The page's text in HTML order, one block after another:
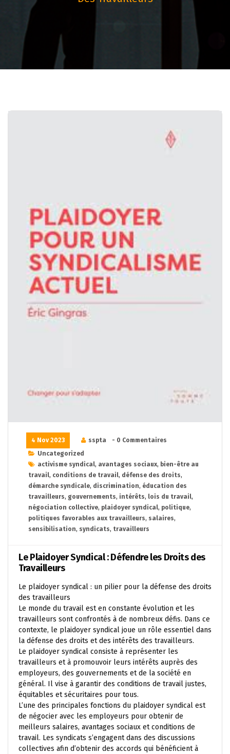
4 Nov 2023 sspta
- 0 Commentaires
Uncategorized
activisme syndical, avantages sociaux, bien-être au
travail, conditions de travail, défense des droits,
démarche syndicale, discrimination, éducation des
travailleurs, gouvernements, intérêts, lois du travail,
négociation collective, plaidoyer syndical, politique,
politiques favorables aux travailleurs, salaires,
sensibilisation, syndicats, travailleurs
Le Plaidoyer Syndical : Défendre les Droits des
Travailleurs
Le plaidoyer syndical : un pilier pour la défense des droits
des travailleurs
Le monde du travail est en constante évolution et les
travailleurs sont confrontés à de nombreux défis. Dans ce
contexte, le plaidoyer syndical joue un rôle essentiel dans
la défense des droits et des intérêts des travailleurs.
Le plaidoyer syndical consiste à représenter les
travailleurs et à promouvoir leurs intérêts auprès des
employeurs, des gouvernements et de la société en
général. Il vise à garantir des conditions de travail justes,
équitables et sécuritaires pour tous.
L’une des principales fonctions du plaidoyer syndical est
de négocier avec les employeurs pour obtenir de
meilleurs salaires, avantages sociaux et conditions de
travail. Les syndicats s’engagent dans des discussions
collectives afin d’obtenir des accords qui bénéficient à